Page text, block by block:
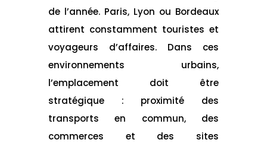
de l’année. Paris, Lyon ou Bordeaux
attirent constamment touristes et
voyageurs d’affaires. Dans ces
environnements urbains,
l’emplacement doit être
stratégique : proximité des
transports en commun, des
commerces et des sites